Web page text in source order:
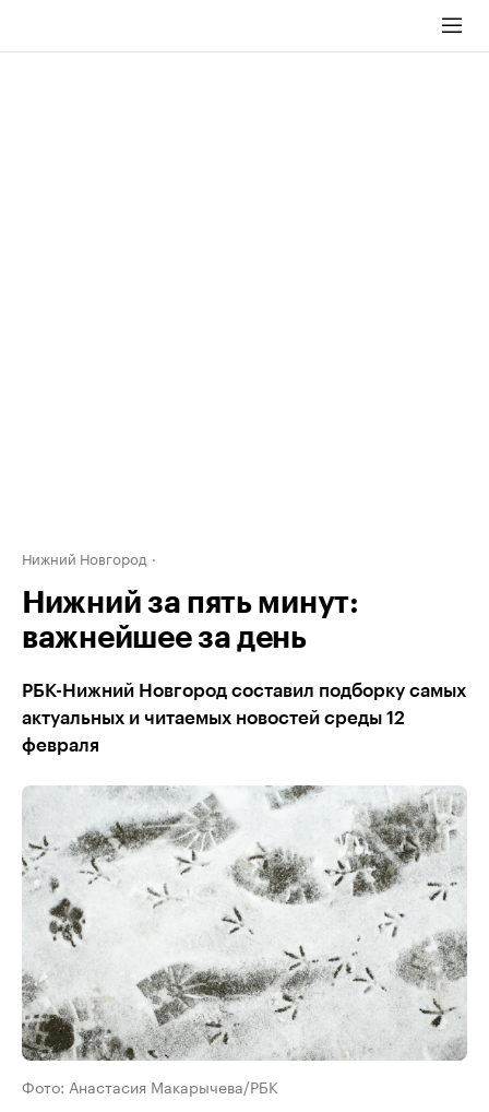
Нижний Новгород
Нижний за пять минут:
важнейшее за день
РБК-Нижний Новгород составил подборку самых
актуальных и читаемых новостей среды 12
февраля
Фото: Анастасия Макарычева/РБК